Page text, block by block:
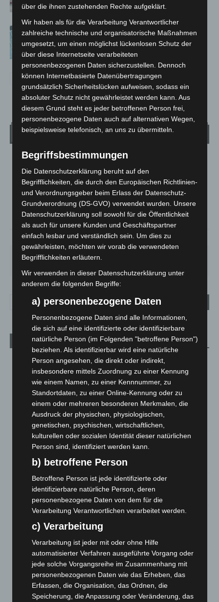
Anklage nach Abschaltung von
„Archetyp Market“ erhoben
Wetter
LANGENHAGEN
Klarer Himmel
13.7°C 14.9 °
12.2 °
83% 3.2m/s 8%
FR. SA.
Aktuelle Beiträge
Brand im „Haus der Begegnung“ in Neuwarmbüchen schnell
eingedämmt
6. August 2026
Region Hannover: 21 neue Notfallsanitäter starten beim
Roten Kreuz
5. August 2026
Mann läuft mit Hockeyschläger über A7 – Polizei sucht
Zeugen
5. August 2026
Celle: Mensch stirbt bei Bagger-Unfall auf Baustelle
Gasleitung bei McDonald’s-Umbau in Langenhagen
beschädigt
Anklage nach Abschaltung von „Archetyp Market“ erhoben
3. August 2026
Hannover: Polizei stoppt 166 Trunkenheitsfahrten bei
Großkontrolle
über die ihnen zustehenden Rechte aufgeklärt.
Wir haben als für die Verarbeitung Verantwortlicher
zahlreiche technische und organisatorische Maßnahmen
umgesetzt, um einen möglichst lückenlosen Schutz der
über diese Internetseite verarbeiteten
personenbezogenen Daten sicherzustellen. Dennoch
können Internetbasierte Datenübertragungen
grundsätzlich Sicherheitslücken aufweisen, sodass ein
absoluter Schutz nicht gewährleistet werden kann. Aus
diesem Grund steht es jeder betroffenen Person frei,
personenbezogene Daten auch auf alternativen Wegen,
beispielsweise telefonisch, an uns zu übermitteln.
Begriffsbestimmungen
Die Datenschutzerklärung beruht auf den
Begrifflichkeiten, die durch den Europäischen Richtlinien-
und Verordnungsgeber beim Erlass der Datenschutz-
Grundverordnung (DS-GVO) verwendet wurden. Unsere
Datenschutzerklärung soll sowohl für die Öffentlichkeit
als auch für unsere Kunden und Geschäftspartner
einfach lesbar und verständlich sein. Um dies zu
gewährleisten, möchten wir vorab die verwendeten
Begrifflichkeiten erläutern.
Wir verwenden in dieser Datenschutzerklärung unter
anderem die folgenden Begriffe:
a) personenbezogene Daten
Personenbezogene Daten sind alle Informationen,
die sich auf eine identifizierte oder identifizierbare
natürliche Person (im Folgenden "betroffene Person")
beziehen. Als identifizierbar wird eine natürliche
Person angesehen, die direkt oder indirekt,
insbesondere mittels Zuordnung zu einer Kennung
wie einem Namen, zu einer Kennnummer, zu
Standortdaten, zu einer Online-Kennung oder zu
einem oder mehreren besonderen Merkmalen, die
Ausdruck der physischen, physiologischen,
genetischen, psychischen, wirtschaftlichen,
kulturellen oder sozialen Identität dieser natürlichen
Person sind, identifiziert werden kann.
b) betroffene Person
Betroffene Person ist jede identifizierte oder
identifizierbare natürliche Person, deren
personenbezogene Daten von dem für die
Verarbeitung Verantwortlichen verarbeitet werden.
c) Verarbeitung
Verarbeitung ist jeder mit oder ohne Hilfe
automatisierter Verfahren ausgeführte Vorgang oder
jede solche Vorgangsreihe im Zusammenhang mit
personenbezogenen Daten wie das Erheben, das
Erfassen, die Organisation, das Ordnen, die
Speicherung, die Anpassung oder Veränderung, das